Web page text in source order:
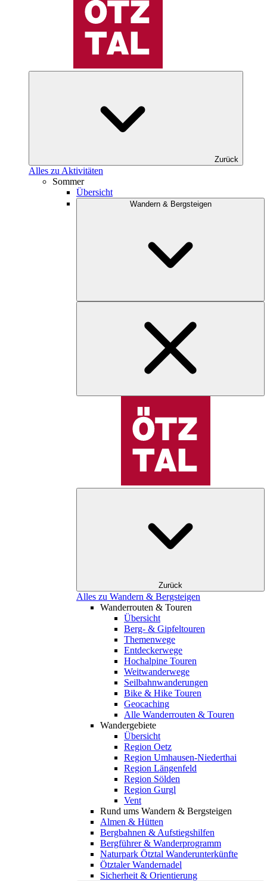
Zurück
Alles zu Aktivitäten
Sommer
Übersicht
Wandern & Bergsteigen
Zurück
Alles zu Wandern & Bergsteigen
Wanderrouten & Touren
Übersicht
Berg- & Gipfeltouren
Themenwege
Entdeckerwege
Hochalpine Touren
Weitwanderwege
Seilbahnwanderungen
Bike & Hike Touren
Geocaching
Alle Wanderrouten & Touren
Wandergebiete
Übersicht
Region Oetz
Region Umhausen-Niederthai
Region Längenfeld
Region Sölden
Region Gurgl
Vent
Rund ums Wandern & Bergsteigen
Almen & Hütten
Bergbahnen & Aufstiegshilfen
Bergführer & Wanderprogramm
Naturpark Ötztal Wanderunterkünfte
Ötztaler Wandernadel
Sicherheit & Orientierung